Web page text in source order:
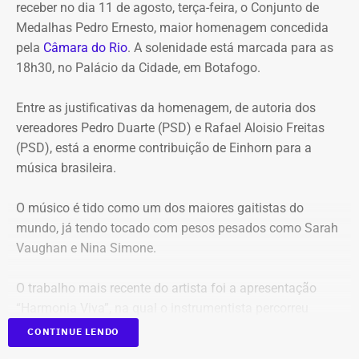
Entre os principais pontos apontados pela auditoria
estão:
Mudança brusca na estratégia de investimento: a
20% logo na primeira reunião da nova gestão,
desrespeitando os estudos técnicos e pareceres da
consultoria financeira contratada, que desaconselhavam
o investimento de longo prazo.
previdenciários por 10 anos em uma instituição que
possuía rating B+ (grau especulativo com alto risco de
inadimplência), violando princípios de segurança e
Alteração regimental retroativa: a gestão do Itaprevi
exigência de que instituições financeiras recebedoras de
recursos tivessem rating mínimo A.
receber no dia 11 de agosto, terça-feira, o Conjunto de
Medalhas Pedro Ernesto, maior homenagem concedida
pela Câmara do Rio. A solenidade está marcada para as
18h30, no Palácio da Cidade, em Botafogo.
Entre as justificativas da homenagem, de autoria dos
vereadores Pedro Duarte (PSD) e Rafael Aloisio Freitas
(PSD), está a enorme contribuição de Einhorn para a
música brasileira.
O músico é tido como um dos maiores gaitistas do
mundo, já tendo tocado com pesos pesados como Sarah
Vaughan e Nina Simone.
O trabalho mais recente do artista foi a apresentação
diversas unidades pelo Sesc na cidade do Rio.
CONTINUE LENDO